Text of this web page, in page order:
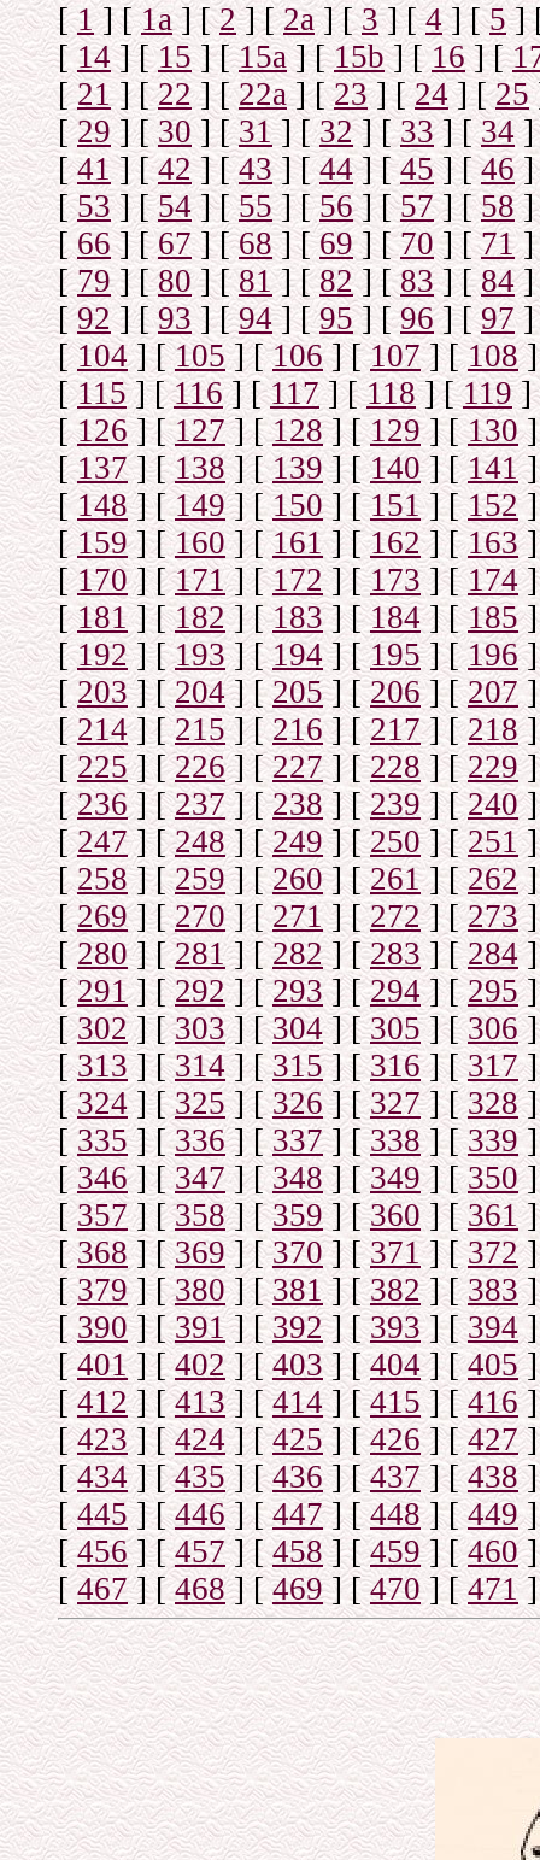
[1] [1а] [2] [2а] [3] [4] [5]
[14] [15] [15a ] [15b] [16] [
[21] [22] [22a] [23] [24] [25
[29] [30] [31] [32] [33] [34]
[41] [42] [43] [44] [45] [46]
[53] [54] [55] [56] [57] [58]
[66] [67] [68] [69] [70] [71]
[79] [80] [81] [82] [83] [84]
[92] [93] [94] [95] [96] [97]
[104] [105] [106] [107] [108]
[115] [116] [117] [118] [119]
[126] [127] [128] [129] [130]
[137] [138] [139] [140] [141]
[148] [149] [150] [151] [152]
[159] [160] [161] [162] [163]
[170] [171] [172] [173] [174]
[181] [182] [183] [184] [185]
[192] [193] [194] [195] [196]
[ 203] [204] [205] [206] [207]
[214] [215] [216] [217] [218]
[225] [226] [227] [228] [ 229]
[236] [237] [238] [239] [240]
[247] [248] [249] [250] [251]
[258] [259] [260] [261] [262]
[269] [270] [271] [272] [273]
[280] [281] [282] [283] [ 284]
[291] [292] [293] [294] [295]
[302] [303] [304] [305] [306]
[313] [314] [315] [316] [317]
[324] [325] [326] [327] [328]
[335] [336] [337] [338] [339]
[346] [347] [ 348] [349] [350]
[357] [358] [359] [360] [361]
[368] [369] [370] [371] [372]
[379] [380] [381] [382] [383]
[390] [391] [392] [393] [394]
[401] [402] [403] [404] [405]
[412] [413] [414] [415] [416]
[423] [424] [425] [426] [427]
[434] [435] [436] [437] [438]
[445] [446] [447] [448] [449]
[456] [457] [458] [459] [460]
[467] [468] [469] [470] [471]